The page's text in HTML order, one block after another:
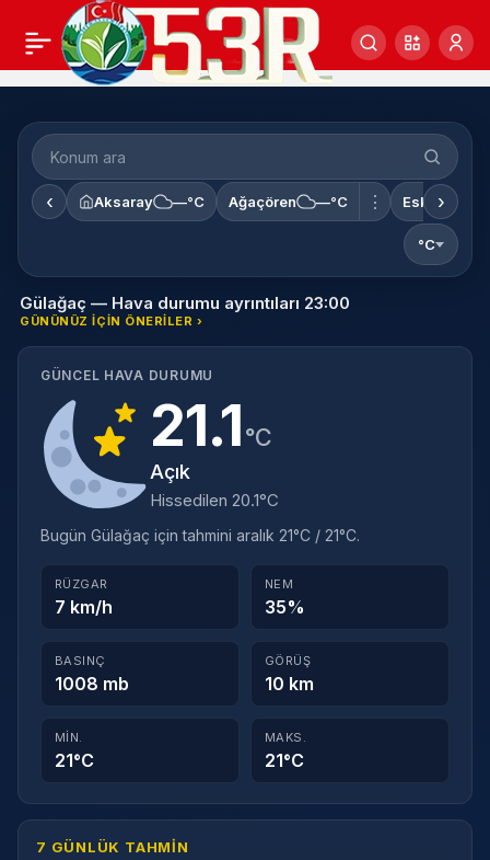
Konum
ara
‹ Aksaray —°C Ağaçören —°C ⋮ Eskil —°C
›
°C
Gülağaç — Hava durumu ayrıntıları 23:00
GÜNÜNÜZ IÇIN ÖNERILER ›
GÜNCEL HAVA DURUMU
21.1°C
Açık
Hissedilen 20.1°C
Bugün Gülağaç için tahmini aralık 21°C / 21°C.
RÜZGAR
7 km/h
NEM
35%
BASINÇ
1008 mb
GÖRÜŞ
10 km
MIN.
21°C
MAKS.
21°C
7 GÜNLÜK TAHMIN